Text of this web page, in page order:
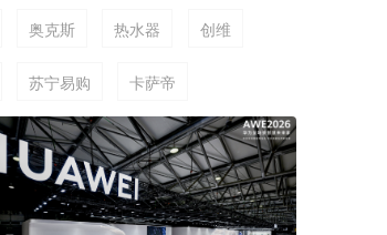
奥克斯 热水器 创维
苏宁易购 卡萨帝